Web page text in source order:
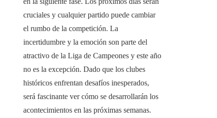
cruciales y cualquier partido puede cambiar
el rumbo de la competición. La
incertidumbre y la emoción son parte del
atractivo de la Liga de Campeones y este año
no es la excepción. Dado que los clubes
históricos enfrentan desafíos inesperados,
será fascinante ver cómo se desarrollarán los
acontecimientos en las próximas semanas.